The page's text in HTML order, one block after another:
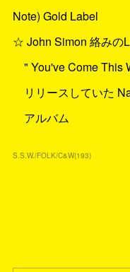
Note) Gold Label
☆ John Simon 絡みの
" You've Come This
リリースしていた
アルバム
S.S.W./FOLK/C&W(193)